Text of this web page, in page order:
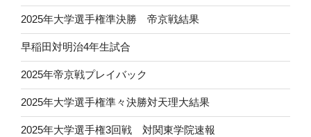
2025年大学選手権準決勝 帝京戦結果
早稲田対明治4年生試合
2025年帝京戦プレイバック
2025年大学選手権準々決勝対天理大結果
2025年大学選手権3回戦 対関東学院速報